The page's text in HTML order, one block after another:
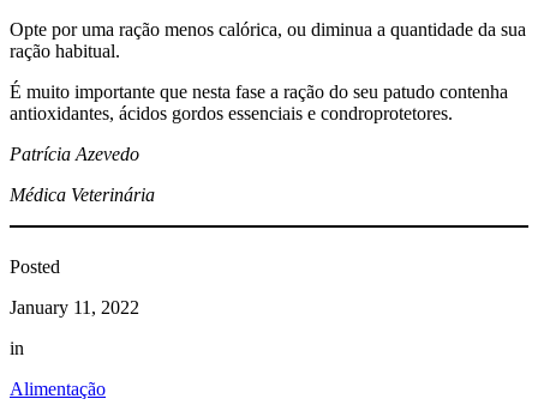
Opte por uma ração menos calórica, ou diminua a quantidade da sua
ração habitual.
É muito importante que nesta fase a ração do seu patudo contenha
antioxidantes, ácidos gordos essenciais e condroprotetores.
Patrícia Azevedo
Médica Veterinária
Posted
January 11, 2022
in
Alimentação